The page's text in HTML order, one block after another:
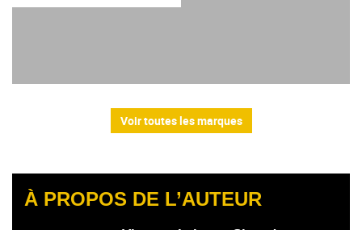
Voir toutes les marques
À PROPOS DE L’AUTEUR